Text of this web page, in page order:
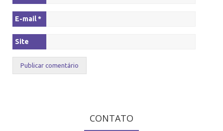
E-mail*
Site
CONTATO